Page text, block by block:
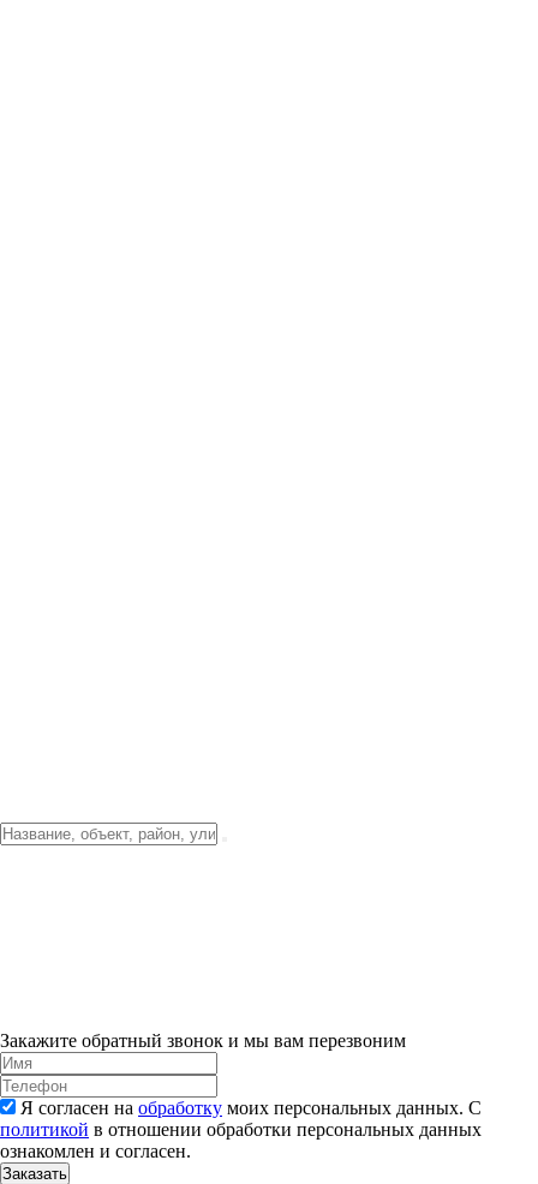
Закажите обратный звонок и мы вам перезвоним
Я согласен на обработку моих персональных данных. С
политикой в отношении обработки персональных данных
ознакомлен и согласен.
Заказать